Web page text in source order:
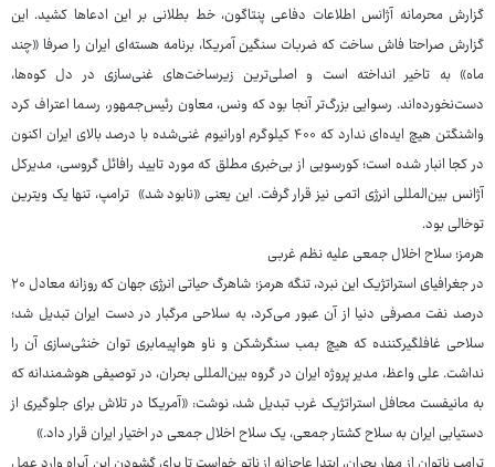
گزارش محرمانه آژانس اطلاعات دفاعی پنتاگون، خط بطلانی بر این ادعاها کشید. این
گزارش صراحتا فاش ساخت که ضربات سنگین آمریکا، برنامه هسته‌ای ایران را صرفا «چند
ماه» به تاخیر انداخته است و اصلی‌ترین زیرساخت‌های غنی‌سازی در دل کوه‌ها،
دست‌نخورده‌اند. رسوایی بزرگ‌تر آنجا بود که ونس، معاون رئیس‌جمهور، رسما اعتراف کرد
واشنگتن هیچ ایده‌ای ندارد که ۴۰۰ کیلوگرم اورانیوم غنی‌شده با درصد بالای ایران اکنون
در کجا انبار شده است؛ کورسویی از بی‌خبری مطلق که مورد تایید رافائل گروسی، مدیرکل
آژانس بین‌المللی انرژی اتمی نیز قرار گرفت. این یعنی «نابود شد» ترامپ، تنها یک ویترین
توخالی بود.
هرمز؛ سلاح اخلال جمعی علیه نظم غربی
در جغرافیای استراتژیک این نبرد، تنگه هرمز؛ شاهرگ حیاتی انرژی جهان که روزانه معادل ۲۰
درصد نفت مصرفی دنیا از آن عبور می‌کرد، به سلاحی مرگبار در دست ایران تبدیل شد؛
سلاحی غافلگیرکننده که هیچ بمب سنگرشکن و ناو هواپیمابری توان خنثی‌سازی آن را
نداشت. علی واعظ، مدیر پروژه ایران در گروه بین‌المللی بحران، در توصیفی هوشمندانه که
به مانیفست محافل استراتژیک غرب تبدیل شد، نوشت: «آمریکا در تلاش برای جلوگیری از
دستیابی ایران به سلاح کشتار جمعی، یک سلاح اخلال جمعی در اختیار ایران قرار داد.»